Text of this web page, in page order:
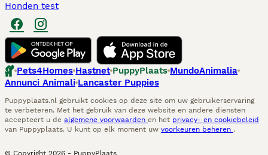
Honden test
Pets4Homes Hastnet PuppyPlaats MundoAnimalia
Annunci Animali Lancaster Puppies
Puppyplaats.nl gebruikt cookies op deze site om uw gebruikerservaring
te verbeteren. Met het gebruik van deze website en andere diensten
accepteert u de algemene voorwaarden en het privacy- en cookiebeleid
van Puppyplaats. U kunt op elk moment uw voorkeuren beheren .
© Copyright 2026 - PuppyPlaats